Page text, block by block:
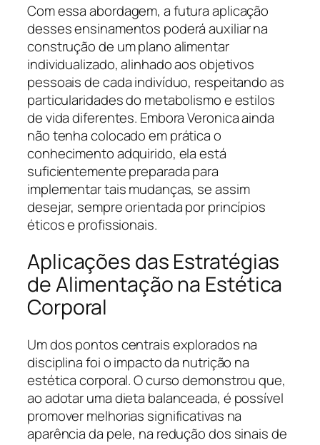
Com essa abordagem, a futura aplicação
desses ensinamentos poderá auxiliar na
construção de um plano alimentar
individualizado, alinhado aos objetivos
pessoais de cada indivíduo, respeitando as
particularidades do metabolismo e estilos
de vida diferentes. Embora Veronica ainda
não tenha colocado em prática o
conhecimento adquirido, ela está
suficientemente preparada para
implementar tais mudanças, se assim
desejar, sempre orientada por princípios
éticos e profissionais.
Aplicações das Estratégias
de Alimentação na Estética
Corporal
Um dos pontos centrais explorados na
disciplina foi o impacto da nutrição na
estética corporal. O curso demonstrou que,
ao adotar uma dieta balanceada, é possível
promover melhorias significativas na
aparência da pele, na redução dos sinais de